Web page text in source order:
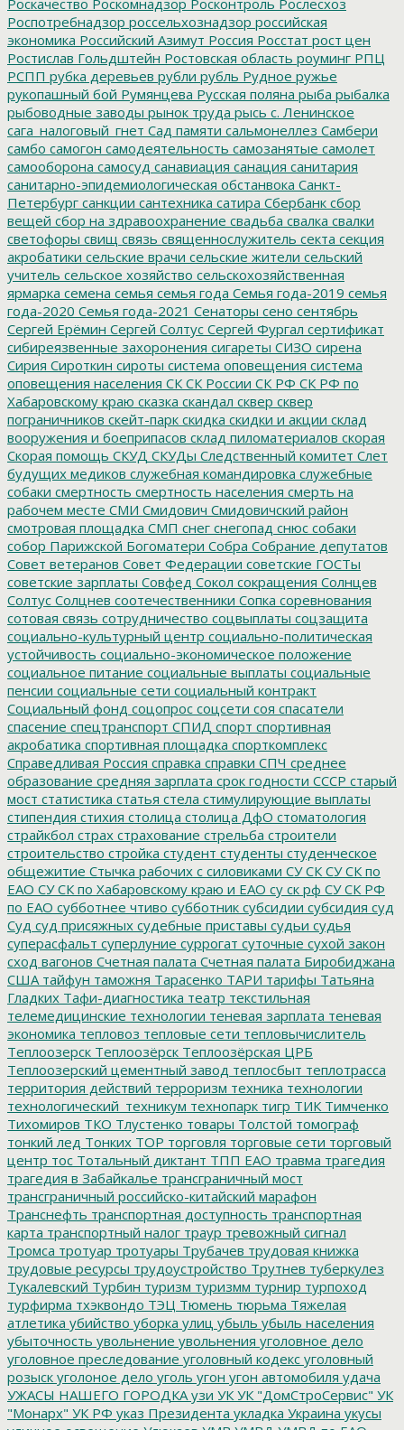
Роспотребнадзор россельхознадзор российская
экономика Российский Азимут Россия Росстат рост цен
Ростислав Гольдштейн Ростовская область роуминг РПЦ
РСПП рубка деревьев рубли рубль Рудное ружье
рукопашный бой Румянцева Русская поляна рыба рыбалка
рыбоводные заводы рынок труда рысь с. Ленинское
сага_налоговый_гнет Сад памяти сальмонеллез Самбери
самбо самогон самодеятельность самозанятые самолет
самооборона самосуд санавиация санация санитария
санитарно-эпидемиологическая обстанвока Санкт-
Петербург санкции сантехника сатира Сбербанк сбор
вещей сбор на здравоохранение свадьба свалка свалки
светофоры свищ связь священнослужитель секта секция
акробатики сельские врачи сельские жители сельский
учитель сельское хозяйство сельскохозяйственная
ярмарка семена семья семья года Семья года-2019 семья
года-2020 Семья года-2021 Сенаторы сено сентябрь
Сергей Ерёмин Сергей Солтус Сергей Фургал сертификат
сибиреязвенные захоронения сигареты СИЗО сирена
Сирия Сироткин сироты система оповещения система
оповещения населения СК СК России СК РФ СК РФ по
Хабаровскому краю сказка скандал сквер сквер
пограничников скейт-парк скидка скидки и акции склад
вооружения и боеприпасов склад пиломатериалов скорая
Скорая помощь СКУД СКУДы Следственный комитет Слет
будущих медиков служебная командировка служебные
собаки смертность смертность населения смерть на
рабочем месте СМИ Смидович Смидовичский район
смотровая площадка СМП снег снегопад снюс собаки
собор Парижской Богоматери Собра Собрание депутатов
Совет ветеранов Совет Федерации советские ГОСТы
советские зарплаты Совфед Сокол сокращения Солнцев
Солтус Солцнев соотечественники Сопка соревнования
сотовая связь сотрудничество соцвыплаты соцзащита
социально-культурный центр социально-политическая
устойчивость социально-экономическое положение
социальное питание социальные выплаты социальные
пенсии социальные сети социальный контракт
Социальный фонд соцопрос соцсети соя спасатели
спасение спецтранспорт СПИД спорт спортивная
акробатика спортивная площадка спорткомплекс
Справедливая Россия справка справки СПЧ среднее
образование средняя зарплата срок годности СССР старый
мост статистика статья стела стимулирующие выплаты
стипендия стихия столица столица ДфО стоматология
страйкбол страх страхование стрельба строители
строительство стройка студент студенты студенческое
общежитие Стычка рабочих с силовиками СУ СК СУ СК по
ЕАО СУ СК по Хабаровскому краю и ЕАО су ск рф СУ СК РФ
по ЕАО субботнее чтиво субботник субсидии субсидия суд
Суд суд присяжных судебные приставы судьи судья
суперасфальт суперлуние суррогат суточные сухой закон
сход вагонов Счетная палата Счетная палата Биробиджана
США тайфун таможня Тарасенко ТАРИ тарифы Татьяна
Гладких Тафи-диагностика театр текстильная
телемедицинские технологии теневая зарплата теневая
экономика тепловоз тепловые сети тепловычислитель
Теплоозерск Теплоозёрск Теплоозёрская ЦРБ
Теплоозерский цементный завод теплосбыт теплотрасса
территория действий терроризм техника технологии
технологический_техникум технопарк тигр ТИК Тимченко
Тихомиров ТКО Тлустенко товары Толстой томограф
тонкий лед Тонких ТОР торговля торговые сети торговый
центр тос Тотальный диктант ТПП ЕАО травма трагедия
трагедия в Забайкалье трансграничный мост
трансграничный российско-китайский марафон
Транснефть транспортная доступность транспортная
карта транспортный налог траур тревожный сигнал
Тромса тротуар тротуары Трубачев трудовая книжка
трудовые ресурсы трудоустройство Трутнев туберкулез
Тукалевский Турбин туризм туризмм турнир турпоход
турфирма тхэквондо ТЭЦ Тюмень тюрьма Тяжелая
атлетика убийство уборка улиц убыль убыль населения
убыточность увольнение увольнения уголовное дело
уголовное преследование уголовный кодекс уголовный
розыск уголоное дело уголь угон угон автомобиля удача
УЖАСЫ НАШЕГО ГОРОДКА узи УК УК "ДомСтроСервис" УК
"Монарх" УК РФ указ Президента укладка Украина укусы